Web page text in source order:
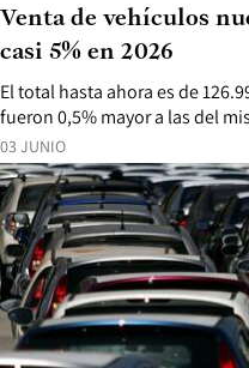
03 JUNIO
El total hasta ahora es de
fueron 0,5% mayor a las del
Venta de vehículos
casi 5% en 2026